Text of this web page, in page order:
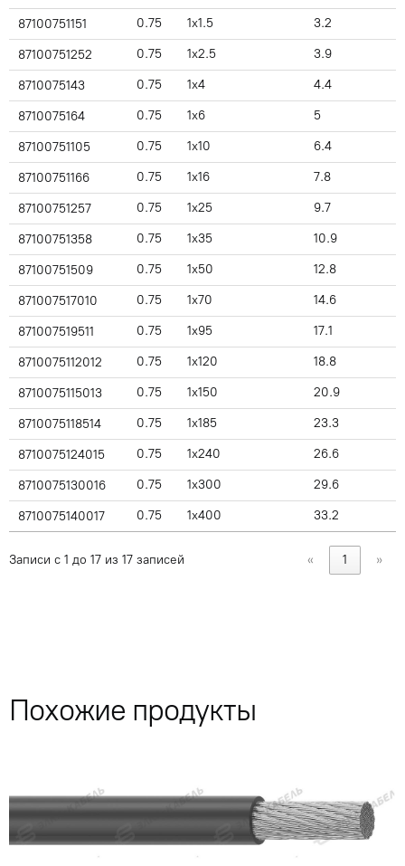
87100751151 0.75 1x1.5 3.2
87100751252 0.75 1x2.5 3.9
8710075143 0.75 1x4 4.4
8710075164 0.75 1x6 5
87100751105 0.75 1x10 6.4
87100751166 0.75 1x16 7.8
87100751257 0.75 1x25 9.7
87100751358 0.75 1x35 10.9
87100751509 0.75 1x50 12.8
871007517010 0.75 1x70 14.6
871007519511 0.75 1x95 17.1
8710075112012 0.75 1x120 18.8
8710075115013 0.75 1x150 20.9
8710075118514 0.75 1x185 23.3
8710075124015 0.75 1x240 26.6
8710075130016 0.75 1x300 29.6
8710075140017 0.75 1x400 33.2
Записи с 1 до 17 из 17 записей « 1 »
Похожие продукты